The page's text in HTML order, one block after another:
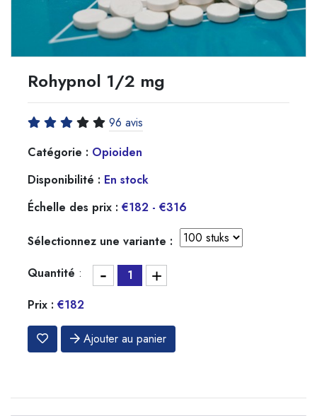
Rohypnol 1/2 mg
96 avis
Catégorie : Opioiden
Disponibilité : En stock
Échelle des prix : €182 - €316
Sélectionnez une variante :
Quantité : - +
Prix : €182
Ajouter au panier